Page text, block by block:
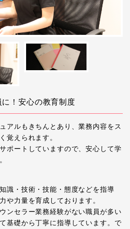
！安心の教育制度
アルもきちんとあり、業務内容をス
覚えられます。
ポートしていますので、安心して学
識・技術・技能・態度などを指導
や力量を育成しております。
ンセラー業務経験がない職員が多い
基礎から丁寧に指導しています。で